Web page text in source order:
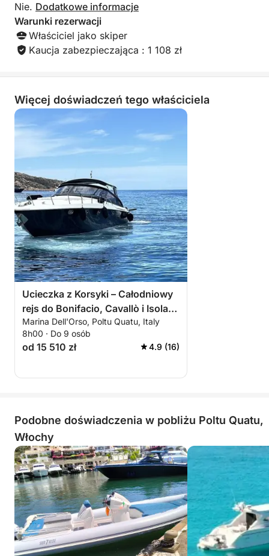
Nie. Dodatkowe informacje
Warunki rezerwacji
Właściciel jako skiper
Kaucja zabezpieczająca : 1 108 zł
Więcej doświadczeń tego właściciela
Ucieczka z Korsyki – Całodniowy
rejs do Bonifacio, Cavallò i Isola
Piana
Marina Dell'Orso, Poltu Quatu, Italy
8h00 · Do 9 osób
od 15 510 zł 4.9 (16)
Podobne doświadczenia w pobliżu Poltu Quatu,
Włochy